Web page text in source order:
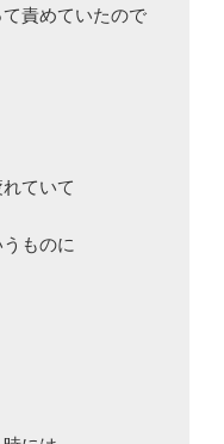
責めていたので
ていて
うものに